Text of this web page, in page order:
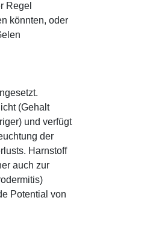
Regel
könnten, oder
(Gehalt
und verfügt
der
Harnstoff
auch zur
Potential von